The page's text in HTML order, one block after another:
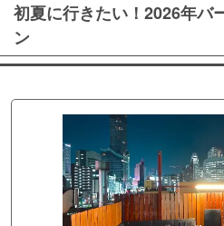
初夏に行きたい！2026年バ
ン